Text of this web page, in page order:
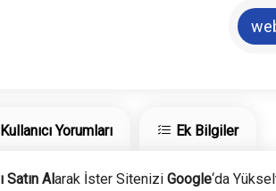
Kullanıcı Yorumları Ek Bilgiler
Satın Alarak İster SiteniziGoogle‘da